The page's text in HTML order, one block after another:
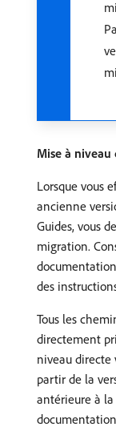
Mise à niveau
Lorsque vous
ancienne
Guides, vous
migration.
des
Tous les
directement
niveau directe
partir de la
antérieure à la